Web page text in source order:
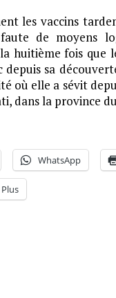
les vaccins
de moyens
huitième fois que
sa
où elle a sévit
dans la province
WhatsApp
Plus